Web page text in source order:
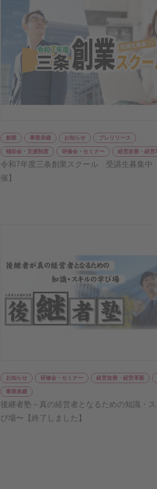
創業 事業承継 お知らせ プレリリース
補助金・支援制度 研修会・セミナー 経営改善・経営
令和7年度三条創業スクール 受講生募集中
催】
お知らせ 研修会・セミナー 経営改善・経営革新
事業承継
後継者塾～真の経営者となるための知識・
び場〜【終了しました】